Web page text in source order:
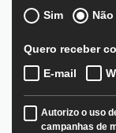
Sim
Não
Quero receber
E-mail
Autorizo o uso
campanhas de